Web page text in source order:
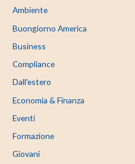
Ambiente
Buongiorno America
Business
Compliance
Dall'estero
Economia & Finanza
Eventi
Formazione
Giovani